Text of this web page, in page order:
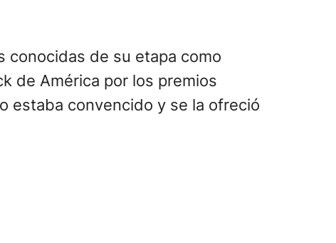
conocidas de su etapa como
de América por los premios
estaba convencido y se la ofreció